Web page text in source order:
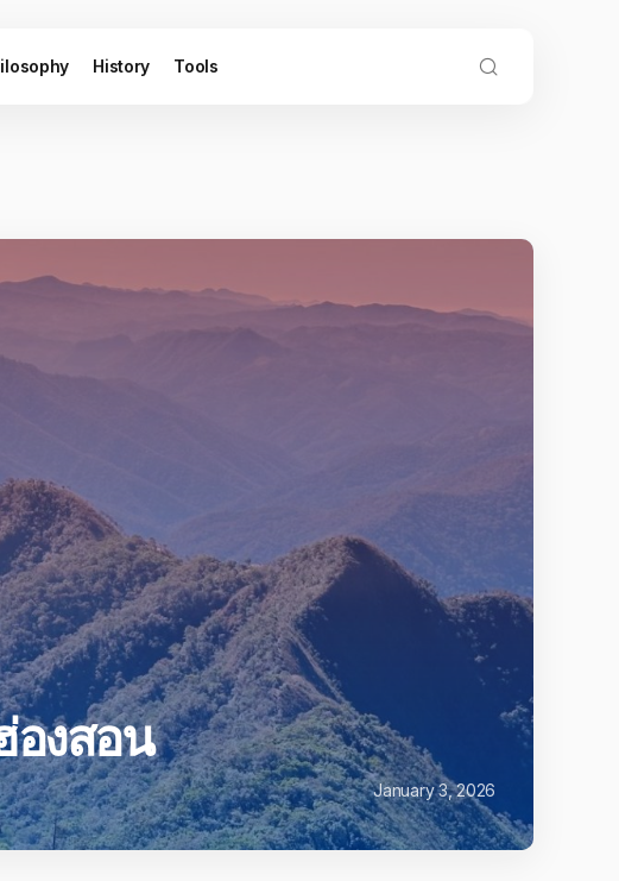
History Tools
องสอน
January 3, 2026